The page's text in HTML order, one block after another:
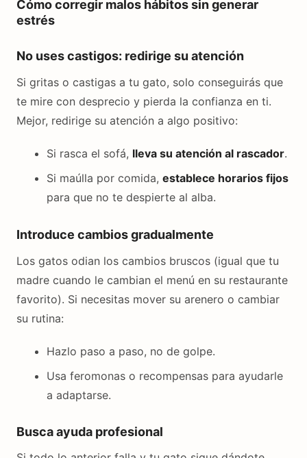
Cómo corregir malos hábitos sin generar
estrés
No uses castigos: redirige su atención
Si gritas o castigas a tu gato, solo conseguirás que
te mire con desprecio y pierda la confianza en ti.
Mejor, redirige su atención a algo positivo:
Si rasca el sofá, lleva su atención al rascador.
Si maúlla por comida, establece horarios fijos
para que no te despierte al alba.
Introduce cambios gradualmente
Los gatos odian los cambios bruscos (igual que tu
madre cuando le cambian el menú en su restaurante
favorito). Si necesitas mover su arenero o cambiar
su rutina:
Hazlo paso a paso, no de golpe.
Usa feromonas o recompensas para ayudarle
a adaptarse.
Busca ayuda profesional